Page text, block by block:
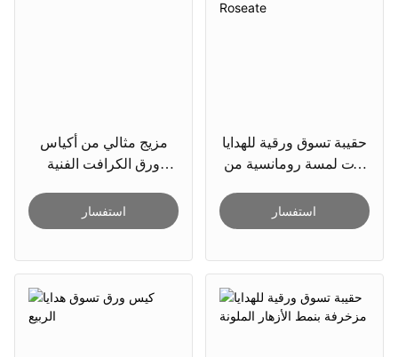
مزيج مثالي من أكياس
ورق الكرافت الفنية
استفسار
حقيبة تسوق ورقية للهدايا
ذات لمسة رومانسية من
استفسار